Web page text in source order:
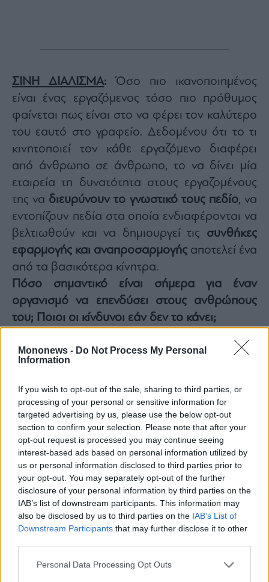
Mononews - Do Not Process My Personal
Information
If you wish to opt-out of the sale, sharing to third parties, or
processing of your personal or sensitive information for
targeted advertising by us, please use the below opt-out
section to confirm your selection. Please note that after your
opt-out request is processed you may continue seeing
interest-based ads based on personal information utilized by
us or personal information disclosed to third parties prior to
your opt-out. You may separately opt-out of the further
disclosure of your personal information by third parties on the
IAB’s list of downstream participants. This information may
also be disclosed by us to third parties on the IAB’s List of
Downstream Participants that may further disclose it to other
Personal Data Processing Opt Outs
ΣΙΝΗ ΔΙΑΛΙΣΜΑ: Όσο πιο ικανοποιημένος
είναι ένας εργαζόμενος τόσο πιο πρόθυμος
φαίνεται πως είναι στο να φέρει τον καλύτερο
του εαυτό στο γραφείο. Δεδομένου ότι το τι
κινητοποιεί τον κάθε εργαζόμενο διαφέρει
από άνθρωπο σε άνθρωπο, το να δίνει μία
εταιρεία τη δυνατότητα στους εργαζομένους
της να διευρύνουν το γνωστικό τους πεδίο, να
εντοπίζουν πεδία στα οποία ενδιαφέρονται να
βελτιωθούν και να δημιουργεί τις συνθήκες
εφαρμογής και αναπροσαρμογής αποτελεί ένα
από τα βασικότερα κίνητρα.
Πόσο σημαντικό είναι σήμερα για έναν
οργανισμό να επενδύσει στους ανθρώπους
του; Ποιοι οι κίνδυνοι εάν δεν το κάνει;
παραπάνω ότι οι εργαζόμενοι αποτελούν την
ουσιαστική μέριμνα, ησυστηματική επένδυση
και ηστρατηγική εστίασηστην ανάπτυξη των
εργαζομένων δεν είναι απλά καίρια
προϋπόθεση επιτυχίας για ένα οργανισμό, θα
έλεγα ότι αποτελεί πλέονσυνθήκη επιβίωσης
στο νέο περιβάλλον. Οι επιχειρήσεις που
επενδύουν συστηματικά στους ανθρώπους
τους δε διασφαλίζουν απλά τη δέσμευση και
την απόδοσή τους στα νέα δεδομένα,
παράλληλα έχουν τη δυνατότητα
κουλτούρας, αναβαθμίζουν το
employer